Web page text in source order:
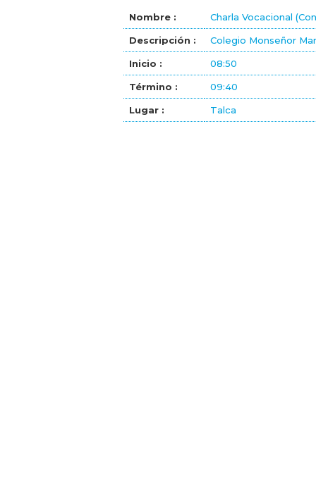
Nombre : Charla Vocacional
Descripción : Colegio Monseñor
Inicio : 08:50
Término : 09:40
Lugar : Talca